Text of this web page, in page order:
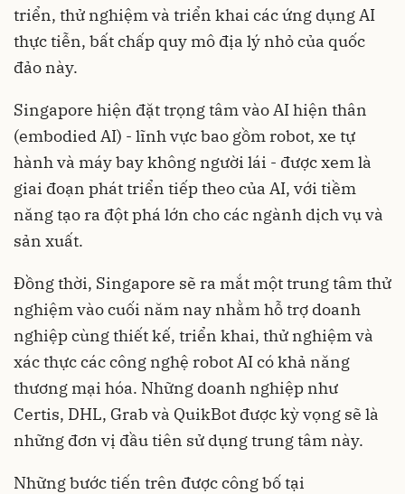
triển, thử nghiệm và triển khai các ứng dụng AI
thực tiễn, bất chấp quy mô địa lý nhỏ của quốc
đảo này.
Singapore hiện đặt trọng tâm vào AI hiện thân
(embodied AI) - lĩnh vực bao gồm robot, xe tự
hành và máy bay không người lái - được xem là
giai đoạn phát triển tiếp theo của AI, với tiềm
năng tạo ra đột phá lớn cho các ngành dịch vụ và
sản xuất.
Đồng thời, Singapore sẽ ra mắt một trung tâm thử
nghiệm vào cuối năm nay nhằm hỗ trợ doanh
nghiệp cùng thiết kế, triển khai, thử nghiệm và
xác thực các công nghệ robot AI có khả năng
thương mại hóa. Những doanh nghiệp như
Certis, DHL, Grab và QuikBot được kỳ vọng sẽ là
những đơn vị đầu tiên sử dụng trung tâm này.
Những bước tiến trên được công bố tại